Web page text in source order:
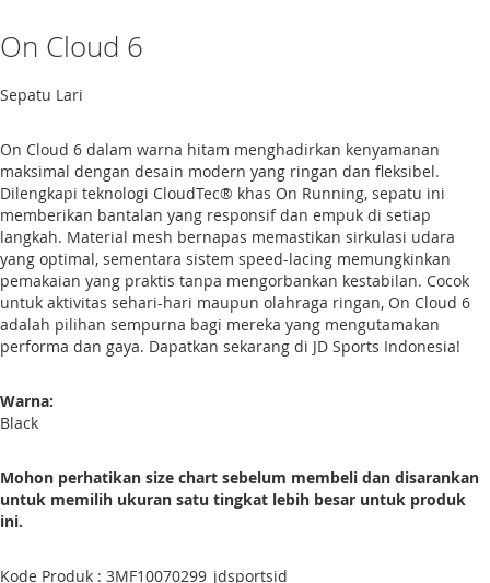
On Cloud 6
Sepatu Lari
On Cloud 6 dalam warna hitam menghadirkan kenyamanan
maksimal dengan desain modern yang ringan dan fleksibel.
Dilengkapi teknologi CloudTec® khas On Running, sepatu ini
memberikan bantalan yang responsif dan empuk di setiap
langkah. Material mesh bernapas memastikan sirkulasi udara
yang optimal, sementara sistem speed-lacing memungkinkan
pemakaian yang praktis tanpa mengorbankan kestabilan. Cocok
untuk aktivitas sehari-hari maupun olahraga ringan, On Cloud 6
adalah pilihan sempurna bagi mereka yang mengutamakan
performa dan gaya. Dapatkan sekarang di JD Sports Indonesia!
Warna:
Black
Mohon perhatikan size chart sebelum membeli dan disarankan
untuk memilih ukuran satu tingkat lebih besar untuk produk
ini.
Kode Produk : 3MF10070299_jdsportsid